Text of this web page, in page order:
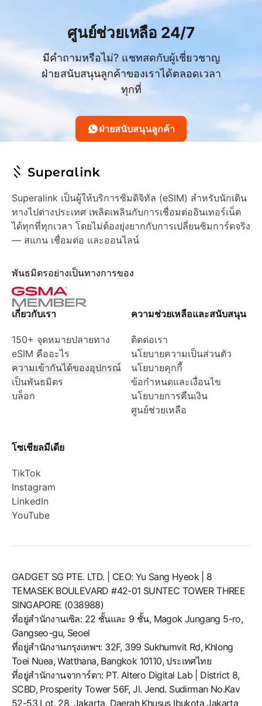
ศูนย์ช่วยเหลือ 24/7
มีคำถามหรือไม่? แชทสดกับผู้เชี่ยวชาญ
ฝ่ายสนับสนุนลูกค้าของเราได้ตลอดเวลา
ทุกที่
ฝ่ายสนับสนุนลูกค้า
Superalink เป็นผู้ให้บริการซิมดิจิทัล (eSIM) สำหรับนักเดิน
ทางไปต่างประเทศ เพลิดเพลินกับการเชื่อมต่ออินเทอร์เน็ต
ได้ทุกที่ทุกเวลา โดยไม่ต้องยุ่งยากกับการเปลี่ยนซิมการ์ดจริง
— สแกน เชื่อมต่อ และออนไลน์
พันธมิตรอย่างเป็นทางการของ
เกี่ยวกับเรา
150+ จุดหมายปลายทาง
eSIM คืออะไร
ความเข้ากันได้ของอุปกรณ์
เป็นพันธมิตร
บล็อก
ความช่วยเหลือและสนับสนุน
ติดต่อเรา
นโยบายความเป็นส่วนตัว
นโยบายคุกกี้
ข้อกำหนดและเงื่อนไข
นโยบายการคืนเงิน
ศูนย์ช่วยเหลือ
โซเชียลมีเดีย
TikTok
Instagram
LinkedIn
YouTube
GADGET SG PTE. LTD. | CEO: Yu Sang Hyeok | 8
TEMASEK BOULEVARD #42-01 SUNTEC TOWER THREE
SINGAPORE (038988)
ที่อยู่สำนักงานเซิล: 22 ชั้นและ 9 ชั้น, Magok Jungang 5-ro,
Gangseo-gu, Seoel
ที่อยู่สำนักงานกรุงเทพฯ: 32F, 399 Sukhumvit Rd, Khlong
Toei Nuea, Watthana, Bangkok 10110, ประเทศไทย
ที่อยู่สำนักงานจาการ์ตา: PT. Altero Digital Lab | District 8,
SCBD, Prosperity Tower 56F, Jl. Jend. Sudirman No.Kav
52-53 Lot. 28, Jakarta, Daerah Khusus Ibukota Jakarta